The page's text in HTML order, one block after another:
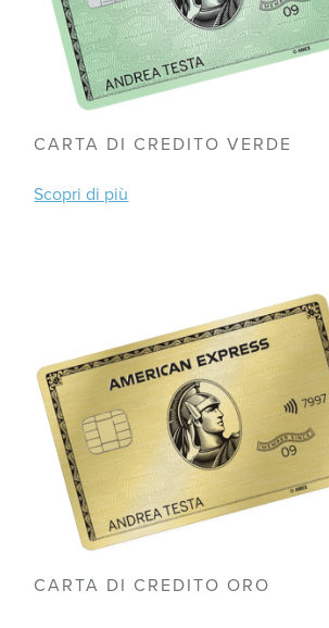
CARTA DI CREDITO VERDE
Scopri di più
CARTA DI CREDITO ORO